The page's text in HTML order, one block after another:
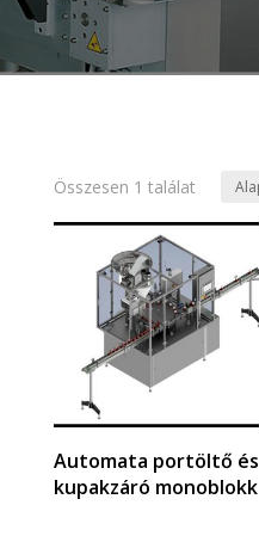
Összesen 1 találat
Automata portöltő és
kupakzáró monoblokk